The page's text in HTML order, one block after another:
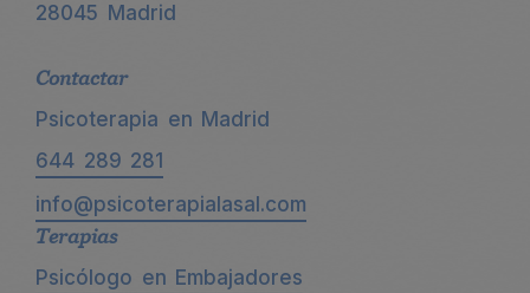
28045 Madrid
Contactar
Psicoterapia en Madrid
644 289 281
info@psicoterapialasal.com
Terapias
Psicólogo en Embajadores